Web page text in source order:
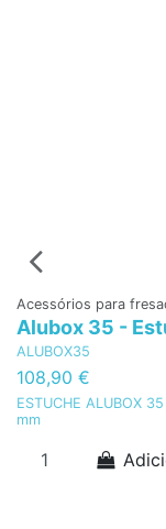
Acessórios para
Alubox 35 -
ALUBOX35
108,90 €
ESTUCHE ALUBOX
mm